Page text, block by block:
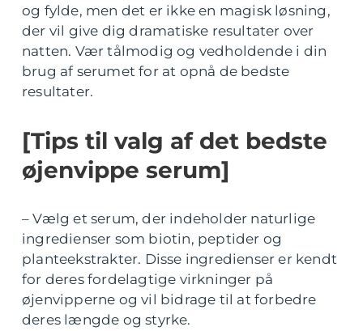
og fylde, men det er ikke en magisk løsning,
der vil give dig dramatiske resultater over
natten. Vær tålmodig og vedholdende i din
brug af serumet for at opnå de bedste
resultater.
[Tips til valg af det bedste
øjenvippe serum]
– Vælg et serum, der indeholder naturlige
ingredienser som biotin, peptider og
planteekstrakter. Disse ingredienser er kendt
for deres fordelagtige virkninger på
øjenvipperne og vil bidrage til at forbedre
deres længde og styrke.